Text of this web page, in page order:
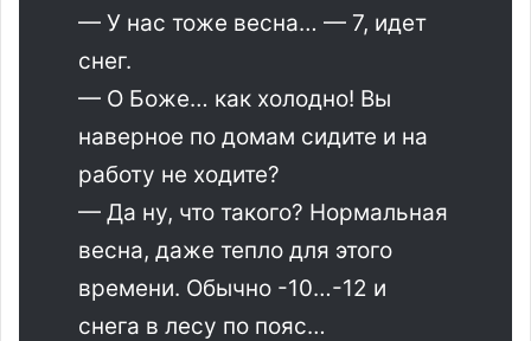
— У нас тоже весна… — 7, идет
снег.
— О Боже… как холодно! Вы
наверное по домам сидите и на
работу не ходите?
— Да ну, что такого? Нормальная
весна, даже тепло для этого
времени. Обычно -10…-12 и
снега в лесу по пояс…